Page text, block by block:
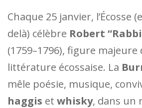
Chaque 25 janvier, l’Écosse
delà) célèbre Robert
(1759–1796), figure majeure
littérature écossaise. La
mêle poésie, musique,
haggis et whisky, dans un